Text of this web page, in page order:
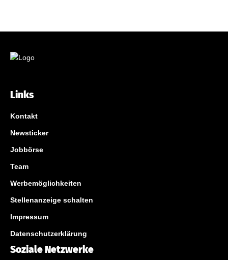
Links
Kontakt
Newsticker
Jobbörse
Team
Werbemöglichkeiten
Stellenanzeige schalten
Impressum
Datenschutzerklärung
Soziale Netzwerke